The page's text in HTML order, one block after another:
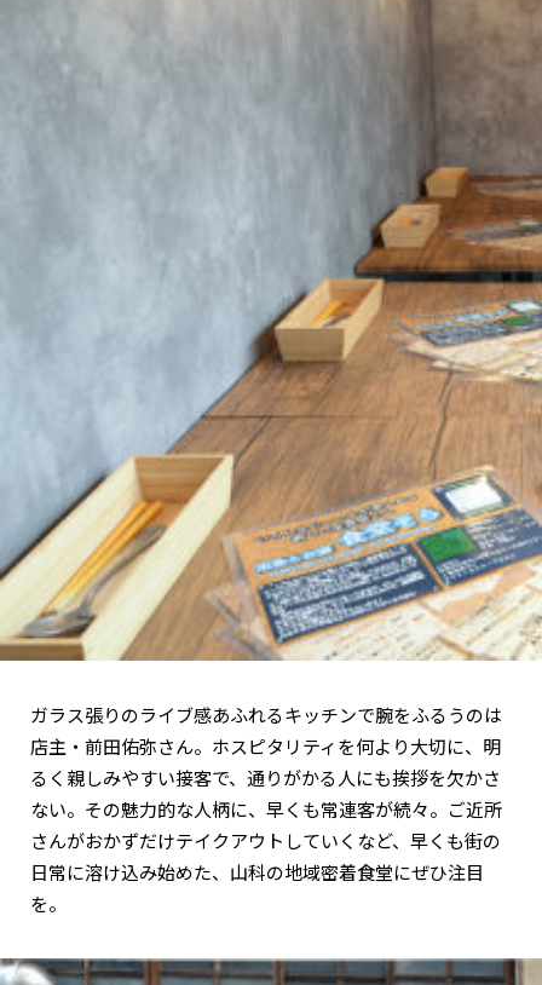
ガラス張りのライブ感あふれるキッチンで腕をふるうのは
店主・前田佑弥さん。ホスピタリティを何より大切に、明
るく親しみやすい接客で、通りがかる人にも挨拶を欠かさ
ない。その魅力的な人柄に、早くも常連客が続々。ご近所
さんがおかずだけテイクアウトしていくなど、早くも街の
日常に溶け込み始めた、山科の地域密着食堂にぜひ注目
を。